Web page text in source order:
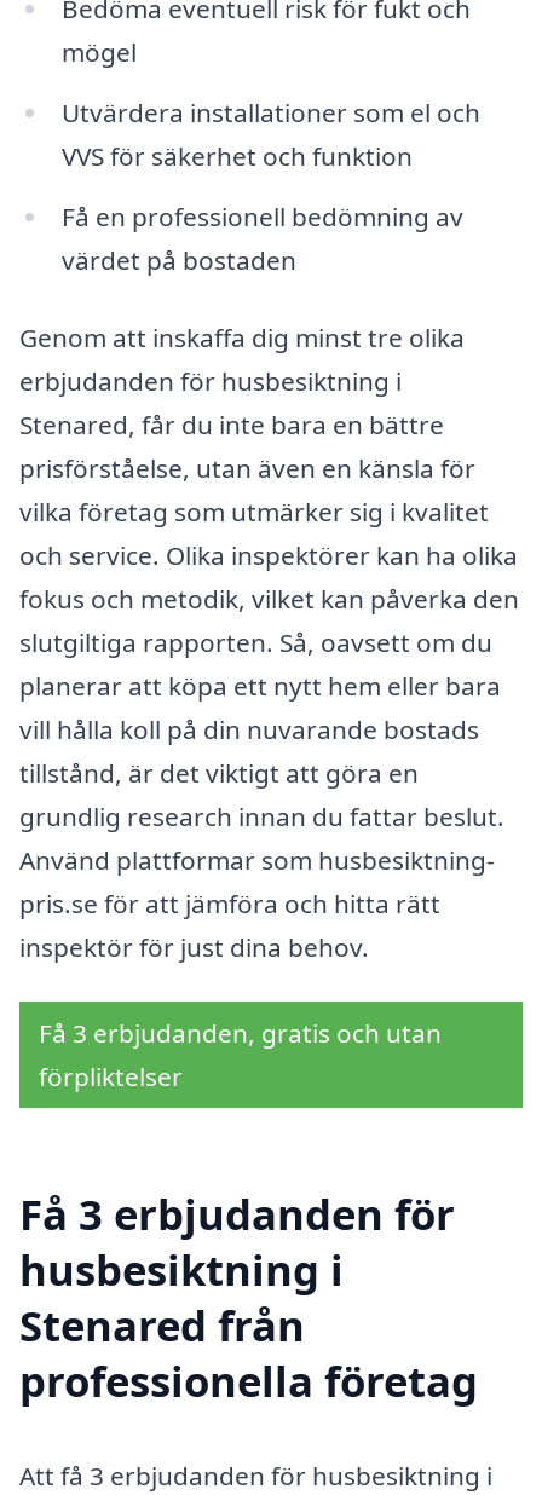
Bedöma eventuell risk för fukt och
mögel
Utvärdera installationer som el och
VVS för säkerhet och funktion
Få en professionell bedömning av
värdet på bostaden
Genom att inskaffa dig minst tre olika
erbjudanden för husbesiktning i
Stenared, får du inte bara en bättre
prisförståelse, utan även en känsla för
vilka företag som utmärker sig i kvalitet
och service. Olika inspektörer kan ha olika
fokus och metodik, vilket kan påverka den
slutgiltiga rapporten. Så, oavsett om du
planerar att köpa ett nytt hem eller bara
vill hålla koll på din nuvarande bostads
tillstånd, är det viktigt att göra en
grundlig research innan du fattar beslut.
Använd plattformar som husbesiktning-
pris.se för att jämföra och hitta rätt
inspektör för just dina behov.
Få 3 erbjudanden, gratis och utan
förpliktelser
Få 3 erbjudanden för
husbesiktning i
Stenared från
professionella företag
Att få 3 erbjudanden för husbesiktning i